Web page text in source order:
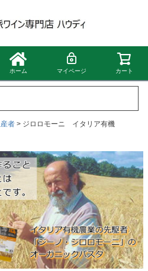
ホーム マイページ カート
者 ジロロモーニ イタリア有機